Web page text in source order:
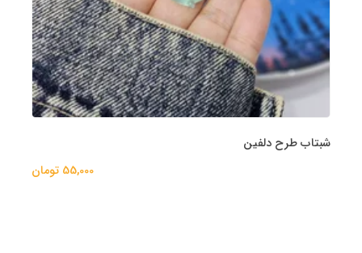
شبتاب طرح دلفین
55,000 تومان